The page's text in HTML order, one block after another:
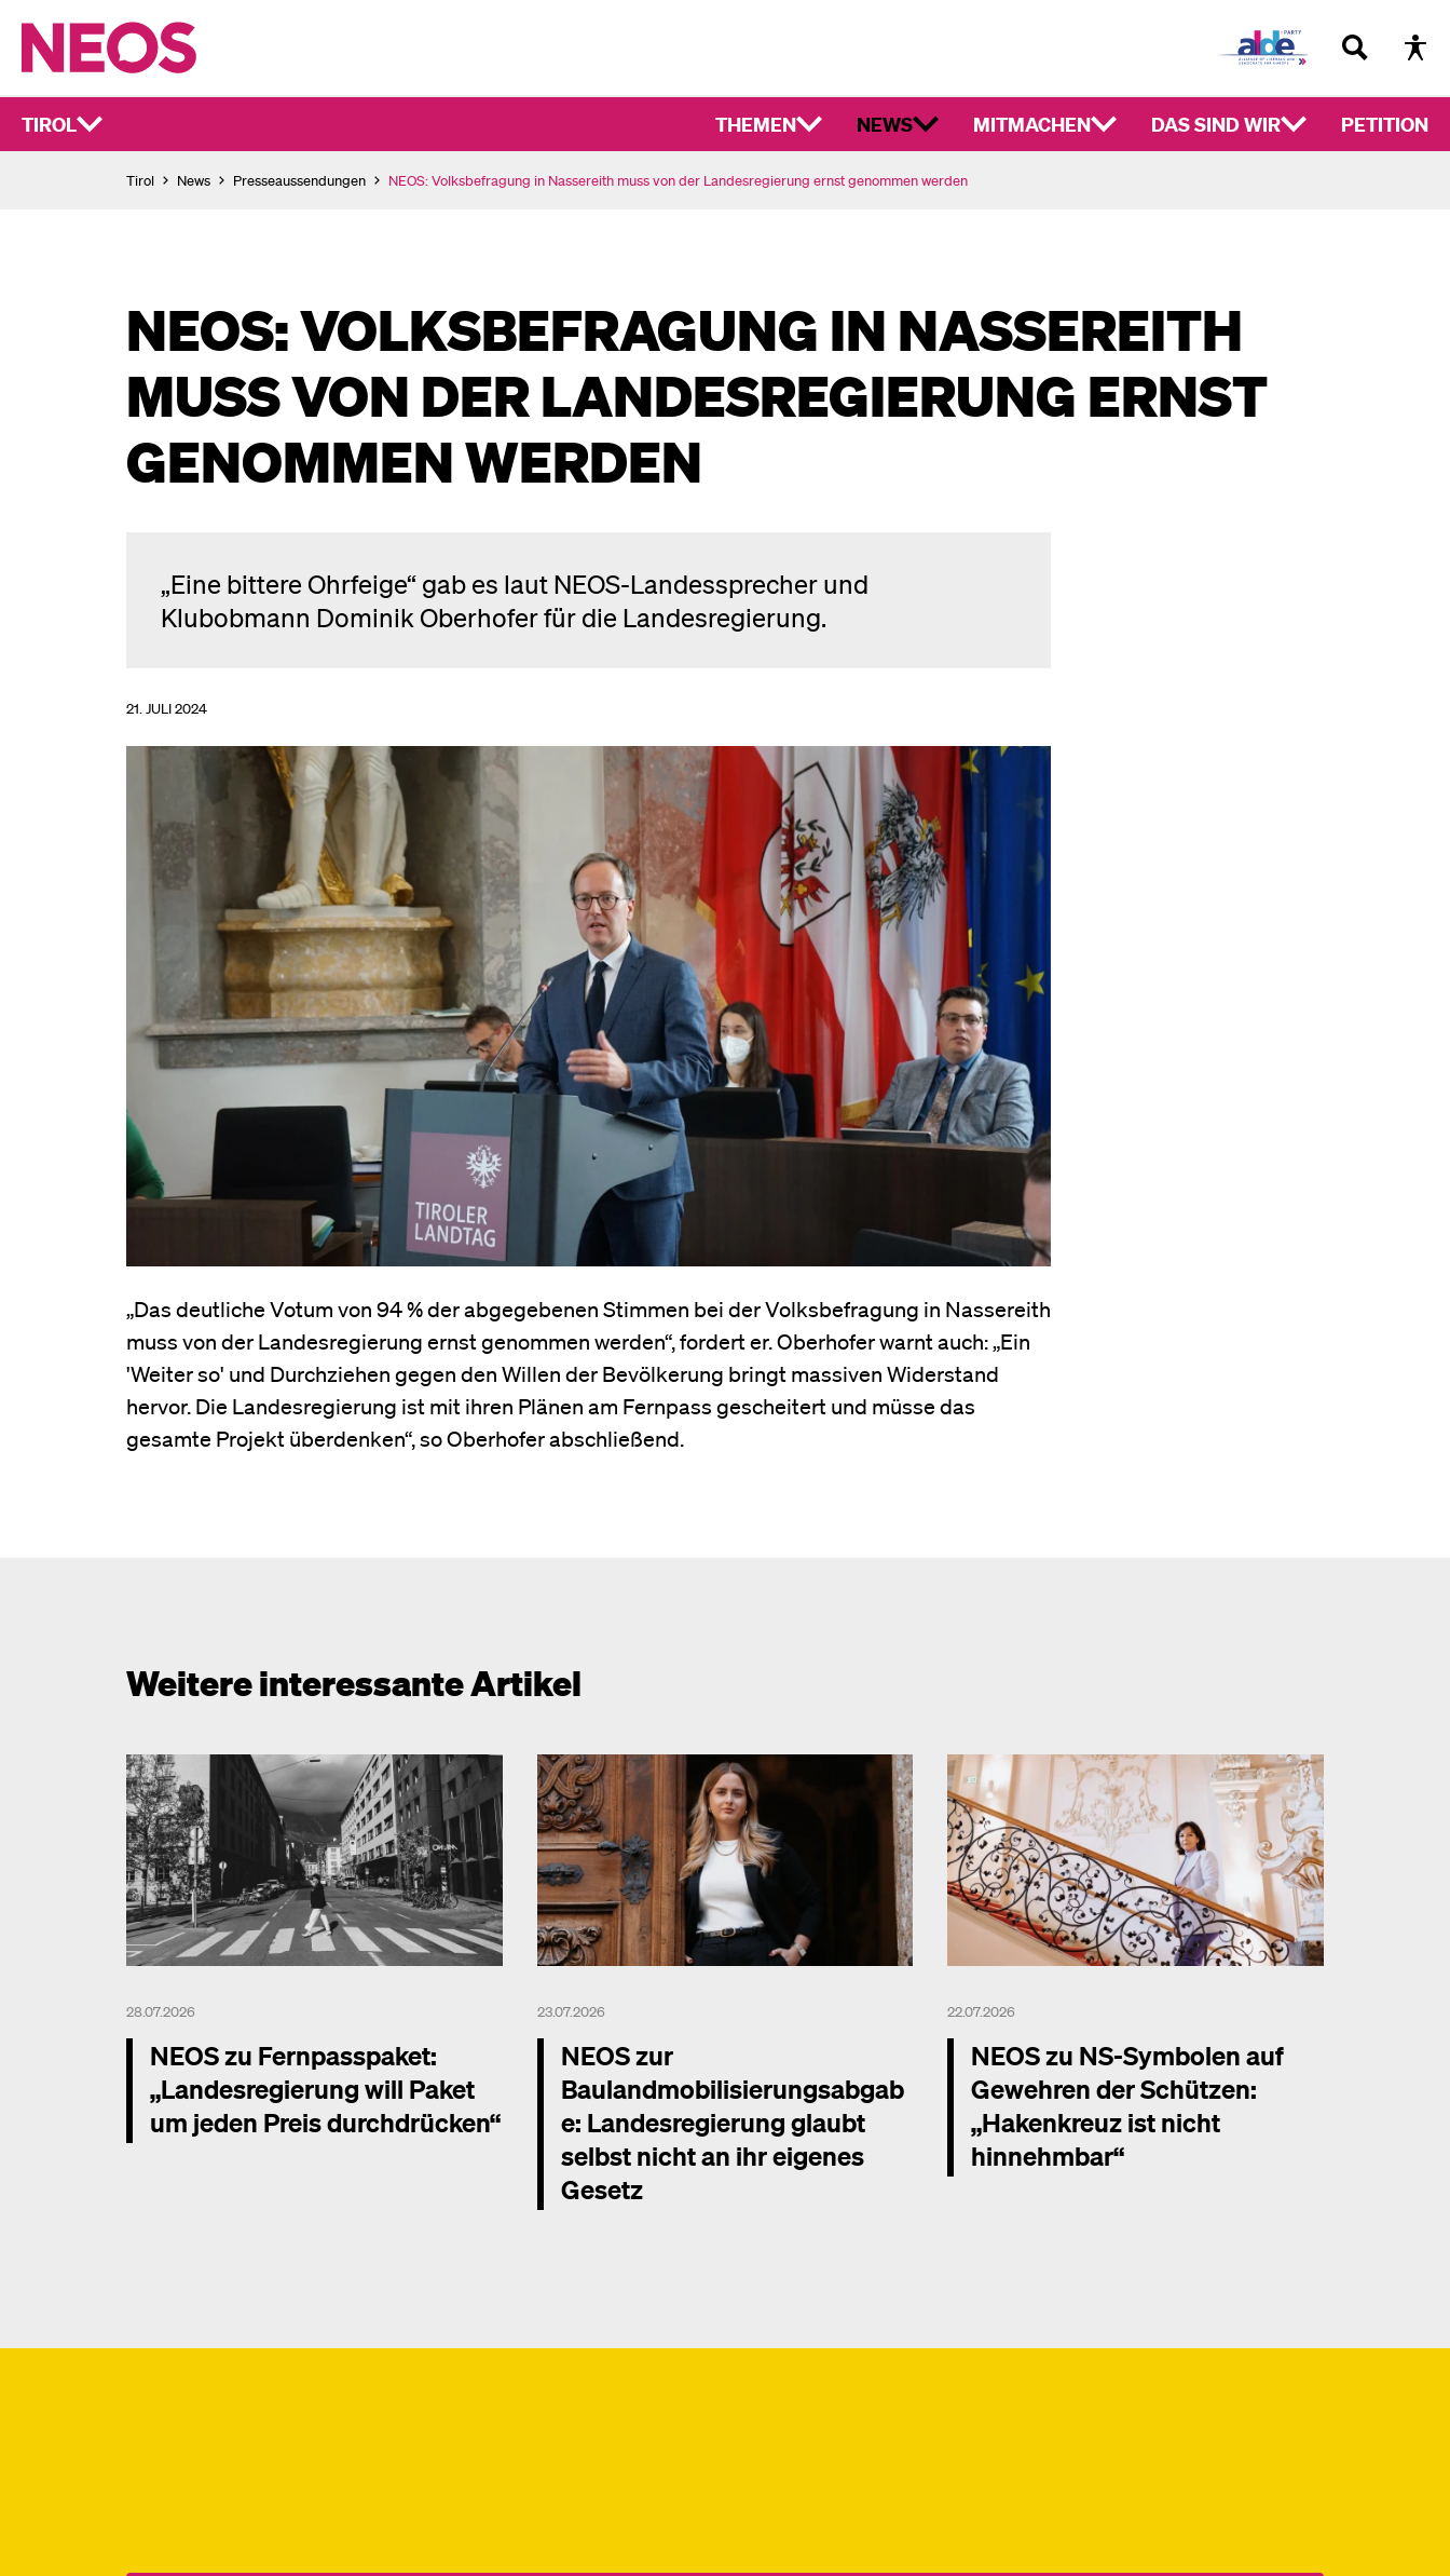
TIROL THEMEN NEWS MITMACHEN DAS SIND WIR PETITION
Tirol News Presseaussendungen NEOS: Volksbefragung in Nassereith muss von der Landesregierung ernst genommen werden
NEOS: VOLKSBEFRAGUNG IN NASSEREITH
MUSS VON DER LANDESREGIERUNG ERNST
GENOMMEN WERDEN
„Eine bittere Ohrfeige“ gab es laut NEOS-Landessprecher und
Klubobmann Dominik Oberhofer für die Landesregierung.
21. JULI 2024
„Das deutliche Votum von 94 % der abgegebenen Stimmen bei der Volksbefragung in Nassereith
muss von der Landesregierung ernst genommen werden“, fordert er. Oberhofer warnt auch: „Ein
'Weiter so' und Durchziehen gegen den Willen der Bevölkerung bringt massiven Widerstand
hervor. Die Landesregierung ist mit ihren Plänen am Fernpass gescheitert und müsse das
gesamte Projekt überdenken“, so Oberhofer abschließend.
Weitere interessante Artikel
28.07.2026
NEOS zu Fernpasspaket:
„Landesregierung will Paket
um jeden Preis durchdrücken“
23.07.2026
NEOS zur
Baulandmobilisierungsabgab
e: Landesregierung glaubt
selbst nicht an ihr eigenes
Gesetz
22.07.2026
NEOS zu NS-Symbolen auf
Gewehren der Schützen:
„Hakenkreuz ist nicht
hinnehmbar“